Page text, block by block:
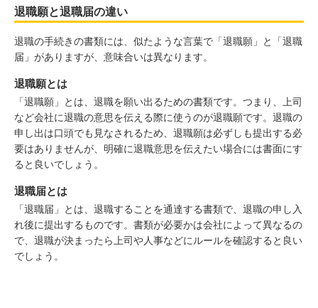
退職願と退職届の違い
退職の手続きの書類には、似たような言葉で「退職願」と「退職
届」がありますが、意味合いは異なります。
退職願とは
「退職願」とは、退職を願い出るための書類です。つまり、上司
など会社に退職の意思を伝える際に使うのが退職願です。退職の
申し出は口頭でも見なされるため、退職願は必ずしも提出する必
要はありませんが、明確に退職意思を伝えたい場合には書面にす
ると良いでしょう。
退職届とは
「退職届」とは、退職することを通達する書類で、退職の申し入
れ後に提出するものです。書類が必要かは会社によって異なるの
で、退職が決まったら上司や人事などにルールを確認すると良い
でしょう。